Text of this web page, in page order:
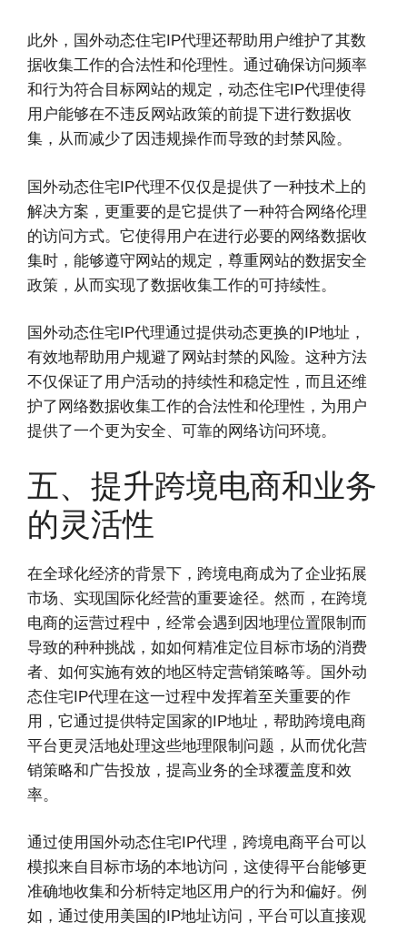
此外，国外动态住宅IP代理还帮助用户维护了其数
据收集工作的合法性和伦理性。通过确保访问频率
和行为符合目标网站的规定，动态住宅IP代理使得
用户能够在不违反网站政策的前提下进行数据收
集，从而减少了因违规操作而导致的封禁风险。
国外动态住宅IP代理不仅仅是提供了一种技术上的
解决方案，更重要的是它提供了一种符合网络伦理
的访问方式。它使得用户在进行必要的网络数据收
集时，能够遵守网站的规定，尊重网站的数据安全
政策，从而实现了数据收集工作的可持续性。
国外动态住宅IP代理通过提供动态更换的IP地址，
有效地帮助用户规避了网站封禁的风险。这种方法
不仅保证了用户活动的持续性和稳定性，而且还维
护了网络数据收集工作的合法性和伦理性，为用户
提供了一个更为安全、可靠的网络访问环境。
五、提升跨境电商和业务
的灵活性
在全球化经济的背景下，跨境电商成为了企业拓展
市场、实现国际化经营的重要途径。然而，在跨境
电商的运营过程中，经常会遇到因地理位置限制而
导致的种种挑战，如如何精准定位目标市场的消费
者、如何实施有效的地区特定营销策略等。国外动
态住宅IP代理在这一过程中发挥着至关重要的作
用，它通过提供特定国家的IP地址，帮助跨境电商
平台更灵活地处理这些地理限制问题，从而优化营
销策略和广告投放，提高业务的全球覆盖度和效
率。
通过使用国外动态住宅IP代理，跨境电商平台可以
模拟来自目标市场的本地访问，这使得平台能够更
准确地收集和分析特定地区用户的行为和偏好。例
如，通过使用美国的IP地址访问，平台可以直接观